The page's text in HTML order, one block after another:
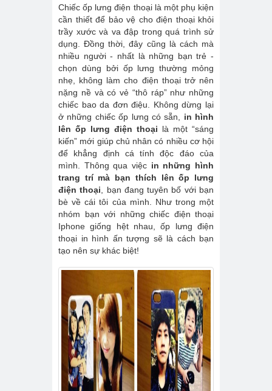
Chiếc ốp lưng điện thoại là một phụ kiện
cần thiết để bảo vệ cho điện thoại khỏi
trầy xước và va đập trong quá trình sử
dụng. Đồng thời, đây cũng là cách mà
nhiều người - nhất là những bạn trẻ -
chọn dùng bởi ốp lưng thường mỏng
nhẹ, không làm cho điện thoại trở nên
nặng nề và có vẻ “thô ráp” như những
chiếc bao da đơn điệu. Không dừng lại
ở những chiếc ốp lưng có sẵn,
in hình
lên ốp lưng điện thoại là một “sáng
kiến” mới giúp chủ nhân có nhiều cơ hội
để khẳng định cá tính độc đáo của
mình. Thông qua việc in những hình
trang trí mà bạn thích lên ốp lưng
điện thoại , bạn đang tuyên bố với bạn
bè về cái tôi của mình. Như trong một
nhóm bạn với những chiếc điện thoại
Iphone giống hệt nhau, ốp lưng điện
thoại in hình ấn tượng sẽ là cách bạn
tạo nên sự khác biệt!